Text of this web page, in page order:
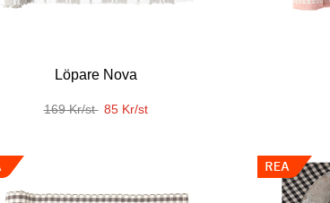
Löpare Nova
169 Kr/st 85 Kr/st